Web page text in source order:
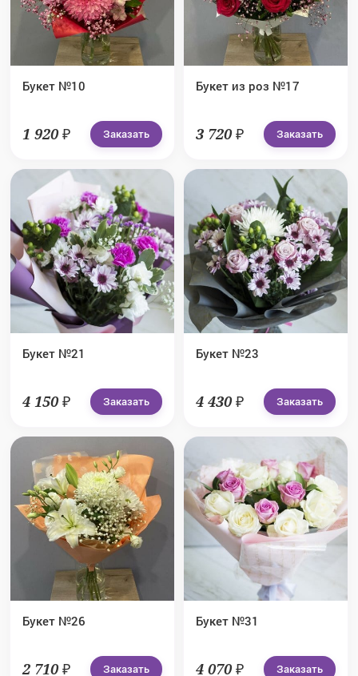
Букет №10
1 920 ₽ Заказать
Букет из роз №17
3 720 ₽ Заказать
Букет №21
4 150 ₽ Заказать
Букет №23
4 430 ₽ Заказать
Букет №26
2 710 ₽ Заказать
Букет №31
4 070 ₽ Заказать